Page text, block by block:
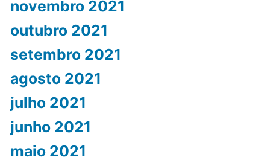
novembro 2021
outubro 2021
setembro 2021
agosto 2021
julho 2021
junho 2021
maio 2021